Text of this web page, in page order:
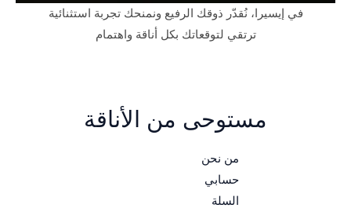
في إيسيرا، نُقدّر ذوقك الرفيع ونمنحك تجربة استثنائية
ترتقي لتوقعاتك بكل أناقة واهتمام
مستوحى من الأناقة
من نحن
حسابي
السلة